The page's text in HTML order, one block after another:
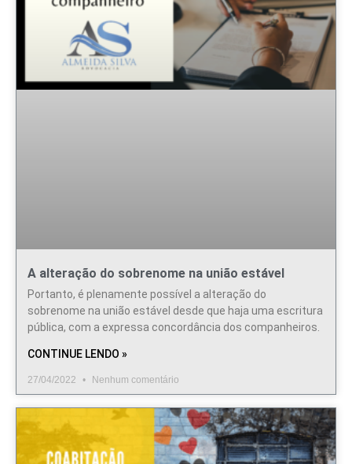
A alteração do sobrenome na união estável
Portanto, é plenamente possível a alteração do
sobrenome na união estável desde que haja uma escritura
pública, com a expressa concordância dos companheiros.
CONTINUE LENDO »
27/04/2022 Nenhum comentário